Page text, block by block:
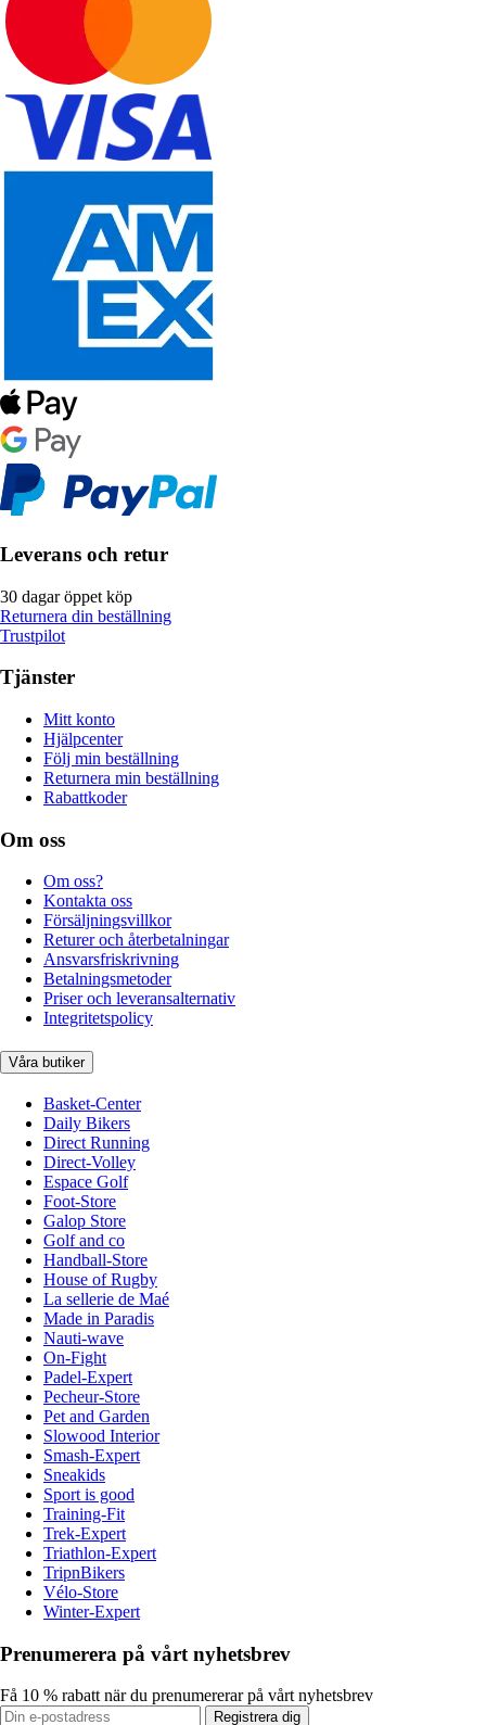
Leverans och retur
30 dagar öppet köp
Returnera din beställning
Trustpilot
Tjänster
Mitt konto
Hjälpcenter
Följ min beställning
Returnera min beställning
Rabattkoder
Om oss
Om oss?
Kontakta oss
Försäljningsvillkor
Returer och återbetalningar
Ansvarsfriskrivning
Betalningsmetoder
Priser och leveransalternativ
Integritetspolicy
Våra butiker
Basket-Center
Daily Bikers
Direct Running
Direct-Volley
Espace Golf
Foot-Store
Galop Store
Golf and co
Handball-Store
House of Rugby
La sellerie de Maé
Made in Paradis
Nauti-wave
On-Fight
Padel-Expert
Pecheur-Store
Pet and Garden
Slowood Interior
Smash-Expert
Sneakids
Sport is good
Training-Fit
Trek-Expert
Triathlon-Expert
TripnBikers
Vélo-Store
Winter-Expert
Prenumerera på vårt nyhetsbrev
Få 10 % rabatt när du prenumererar på vårt nyhetsbrev
Registrera dig